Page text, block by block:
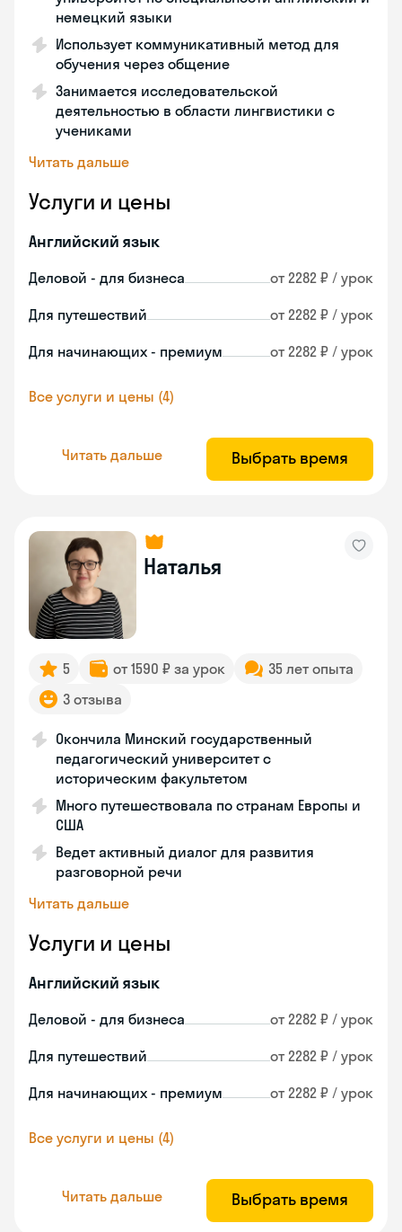
немецкий языки
Использует коммуникативный метод для
обучения через общение
Занимается исследовательской
деятельностью в области лингвистики с
учениками
Читать дальше
Услуги и цены
Английский язык
Деловой - для бизнеса от 2282 ₽ / урок
Для путешествий от 2282 ₽ / урок
Для начинающих - премиум от 2282 ₽ / урок
Все услуги и цены (4)
Читать дальше Выбрать время
Наталья
5 от 1590 ₽ за урок
35 лет опыта
3 отзыва
Окончила Минский государственный
педагогический университет с
историческим факультетом
Много путешествовала по странам Европы и
США
Ведет активный диалог для развития
разговорной речи
Читать дальше
Услуги и цены
Английский язык
Деловой - для бизнеса от 2282 ₽ / урок
Для путешествий от 2282 ₽ / урок
Для начинающих - премиум от 2282 ₽ / урок
Все услуги и цены (4)
Читать дальше Выбрать время